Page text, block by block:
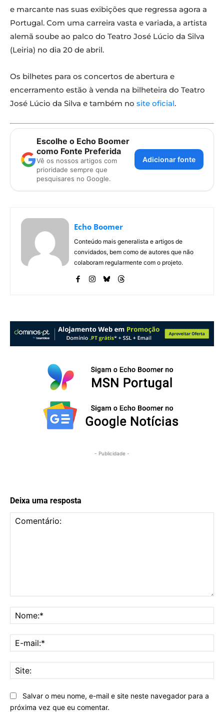
e marcante nas suas exibições que regressa agora a
Portugal. Com uma carreira vasta e variada, a artista
alemã soube ao palco do Teatro José Lúcio da Silva
(Leiria) no dia 20 de abril.
Os bilhetes para os concertos de abertura e
encerramento estão à venda na bilheteira do Teatro
José Lúcio da Silva e também no site oficial.
Escolhe o Echo Boomer
como Fonte Preferida
Vê os nossos artigos com
prioridade sempre que
pesquisares no Google.
Adicionar fonte
Echo Boomer
Conteúdo mais generalista e artigos de
convidados, bem como de autores que não
colaboram regularmente com o projeto.
- Publicidade -
Deixa uma resposta
Salvar o meu nome, e-mail e site neste navegador para a
próxima vez que eu comentar.